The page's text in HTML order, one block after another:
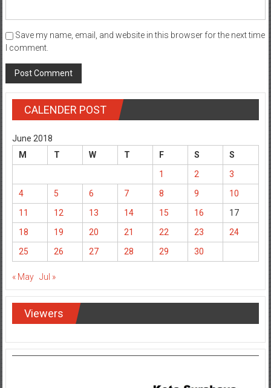
Save my name, email, and website in this browser for the next time
I comment.
CALENDER POST
June 2018
M
T W T F S
S
1
2
3
4
5 6 7 8 9
10
11
12 13 14 15 16
17
18
19 20 21 22 23
24
25
26 27 28 29 30
« May Jul »
Viewers